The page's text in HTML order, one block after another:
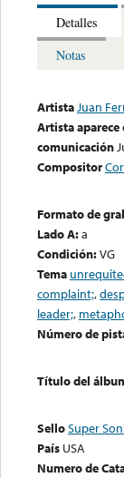
Detalles
Notas
ArtistaJuan
Artista aparece
comunicación
Compositor
Formato de
Lado A:a
Condición:VG
Tema
complaint;,
leader;,
Número de
Título del
SelloSuper
País USA
Numero de